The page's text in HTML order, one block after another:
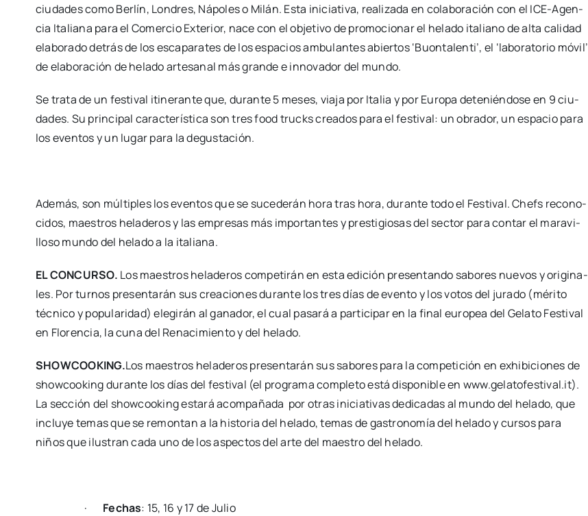
ciu­da­des como Ber­lín, Lon­dres, Nápo­les o Milán. Esta ini­cia­ti­va, rea­li­za­da en cola­bo­ra­ción con el ICE-Age­n­­
cia Ita­lia­na para el Comer­cio Exte­rior, nace con el obje­ti­vo de pro­mo­cio­nar el hela­do ita­liano de alta cali­dad
ela­bo­ra­do detrás de los esca­pa­ra­tes de los espa­cios ambu­lan­tes abier­tos ‘Buon­ta­len­ti’, el ‘labo­ra­to­rio móvil’
de ela­bo­ra­ción de hela­do arte­sa­nal más gran­de e inno­va­dor del mun­do.
Se tra­ta de un fes­ti­val iti­ne­ran­te que, duran­te 5 meses, via­ja por Ita­lia y por Euro­pa dete­nién­do­se en 9 ciu­
da­des. Su prin­ci­pal carac­te­rís­ti­ca son tres food trucks crea­dos para el fes­ti­val: un obra­dor, un espa­cio para
los even­tos y un lugar para la degus­ta­ción.
Ade­más, son múl­ti­ples los even­tos que se suce­de­rán hora tras hora, duran­te todo el Fes­ti­val. Chefs reco­no­
ci­dos, maes­tros hela­de­ros y las empre­sas más impor­tan­tes y pres­ti­gio­sas del sec­tor para con­tar el mara­vi­
llo­so mun­do del hela­do a la ita­lia­na.
EL CONCURSO. Los maes­tros hela­de­ros com­pe­ti­rán en esta edi­ción pre­sen­tan­do sabo­res nue­vos y ori­gi­na­
les. Por tur­nos pre­sen­ta­rán sus crea­cio­nes duran­te los tres días de even­to y los votos del jura­do (méri­to
téc­ni­co y popu­la­ri­dad) ele­gi­rán al gana­dor, el cual pasa­rá a par­ti­ci­par en la final euro­pea del Gela­to Fes­ti­val
en Flo­ren­cia, la cuna del Rena­ci­mien­to y del hela­do.
SHOWCOOKING.Los maes­tros hela­de­ros pre­sen­ta­rán sus sabo­res para la com­pe­ti­ción en exhi­bi­cio­nes de
show­coo­king duran­te los días del fes­ti­val (el pro­gra­ma com­ple­to está dis­po­ni­ble en www.gelatofestival.it).
La sec­ción del show­coo­king esta­rá acom­pa­ña­da por otras ini­cia­ti­vas dedi­ca­das al mun­do del hela­do, que
inclu­ye temas que se remon­tan a la his­to­ria del hela­do, temas de gas­tro­no­mía del hela­do y cur­sos para
niños que ilus­tran cada uno de los aspec­tos del arte del maes­tro del hela­do.
· Fechas: 15, 16 y 17 de Julio